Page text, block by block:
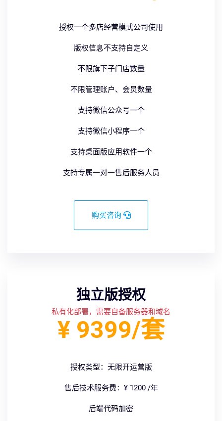
授权一个多店经营模式公司使用
版权信息不支持自定义
不限旗下子门店数量
不限管理账户、会员数量
支持微信公众号一个
支持微信小程序一个
支持桌面版应用软件一个
支持专属一对一售后服务人员
购买咨询
独立版授权
私有化部署，需要自备服务器和域名
¥ 9399/套
授权类型：无限开运营版
售后技术服务费：¥ 1200 /年
后端代码加密